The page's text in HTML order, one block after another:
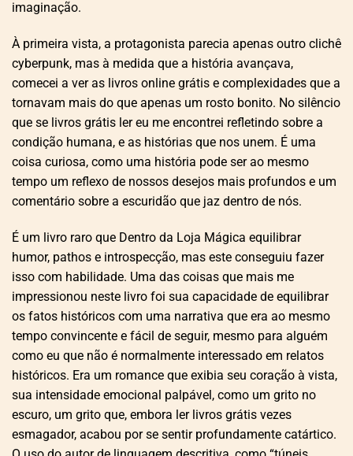
imaginação.
À primeira vista, a protagonista parecia apenas outro clichê
cyberpunk, mas à medida que a história avançava,
comecei a ver as livros online grátis e complexidades que a
tornavam mais do que apenas um rosto bonito. No silêncio
que se livros grátis ler eu me encontrei refletindo sobre a
condição humana, e as histórias que nos unem. É uma
coisa curiosa, como uma história pode ser ao mesmo
tempo um reflexo de nossos desejos mais profundos e um
comentário sobre a escuridão que jaz dentro de nós.
É um livro raro que Dentro da Loja Mágica equilibrar
humor, pathos e introspecção, mas este conseguiu fazer
isso com habilidade. Uma das coisas que mais me
impressionou neste livro foi sua capacidade de equilibrar
os fatos históricos com uma narrativa que era ao mesmo
tempo convincente e fácil de seguir, mesmo para alguém
como eu que não é normalmente interessado em relatos
históricos. Era um romance que exibia seu coração à vista,
sua intensidade emocional palpável, como um grito no
escuro, um grito que, embora ler livros grátis vezes
esmagador, acabou por se sentir profundamente catártico.